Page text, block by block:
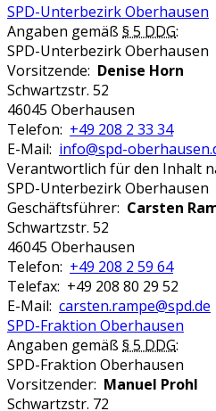
SPD-Unterbezirk Oberhausen
Angaben gemäß § 5 DDG:
SPD-Unterbezirk Oberhausen
Vorsitzende: Denise Horn
Schwartzstr. 52
46045 Oberhausen
Telefon: +49 208 2 33 34
E-Mail: info@spd-
Verantwortlich für den Inhalt
SPD-Unterbezirk Oberhausen
Geschäftsführer: Carsten
Schwartzstr. 52
46045 Oberhausen
Telefon: +49 208 2 59 64
Telefax: +49 208 80 29 52
E-Mail: carsten.rampe@spd.de
SPD-Fraktion Oberhausen
Angaben gemäß § 5 DDG:
SPD-Fraktion Oberhausen
Vorsitzender: Manuel Prohl
Schwartzstr. 72